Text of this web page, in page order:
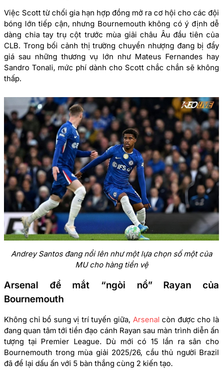
Việc Scott từ chối gia hạn hợp đồng mở ra cơ hội cho các đội
bóng lớn tiếp cận, nhưng Bournemouth không có ý định dễ
dàng chia tay trụ cột trước mùa giải châu Âu đầu tiên của
CLB. Trong bối cảnh thị trường chuyển nhượng đang bị đẩy
giá sau những thương vụ lớn như Mateus Fernandes hay
Sandro Tonali, mức phí dành cho Scott chắc chắn sẽ không
thấp.
Andrey Santos đang nổi lên như một lựa chọn số một của
MU cho hàng tiền vệ
Arsenal để mắt “ngòi nổ” Rayan của
Bournemouth
Không chỉ bổ sung vị trí tuyến giữa, Arsenal còn được cho là
đang quan tâm tới tiền đạo cánh Rayan sau màn trình diễn ấn
tượng tại Premier League. Dù mới có 15 lần ra sân cho
Bournemouth trong mùa giải 2025/26, cầu thủ người Brazil
đã để lại dấu ấn với 5 bàn thắng cùng 2 kiến tạo.